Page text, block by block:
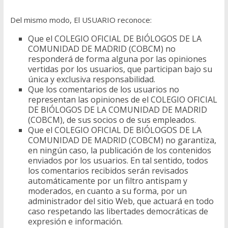
Del mismo modo, El USUARIO reconoce:
Que el COLEGIO OFICIAL DE BIÓLOGOS DE LA
COMUNIDAD DE MADRID (COBCM) no
responderá de forma alguna por las opiniones
vertidas por los usuarios, que participan bajo su
única y exclusiva responsabilidad.
Que los comentarios de los usuarios no
representan las opiniones de el COLEGIO OFICIAL
DE BIÓLOGOS DE LA COMUNIDAD DE MADRID
(COBCM), de sus socios o de sus empleados.
Que el COLEGIO OFICIAL DE BIÓLOGOS DE LA
COMUNIDAD DE MADRID (COBCM) no garantiza,
en ningún caso, la publicación de los contenidos
enviados por los usuarios. En tal sentido, todos
los comentarios recibidos serán revisados
automáticamente por un filtro antispam y
moderados, en cuanto a su forma, por un
administrador del sitio Web, que actuará en todo
caso respetando las libertades democráticas de
expresión e información.